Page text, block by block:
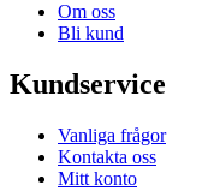
Om oss
Bli kund
Kundservice
Vanliga frågor
Kontakta oss
Mitt konto